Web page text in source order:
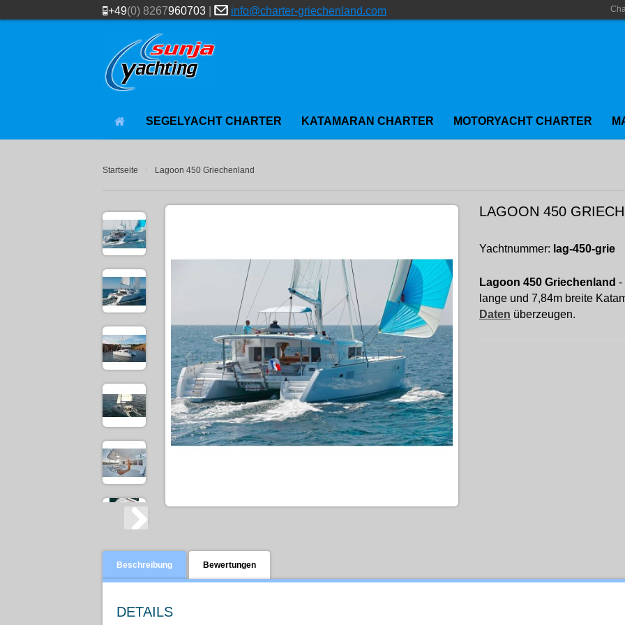
+49(0) 8267960703 info@charter-griechenland.com
SEGELYACHT CHARTER KATAMARAN CHARTER MOTORYACHT CHARTER
Startseite Lagoon 450 Griechenland
LAGOON 450
Yachtnummer: lag-450-grie
Lagoon 450 Griechenland -
lange und 7,84m breite
Daten überzeugen.
Beschreibung Bewertungen
DETAILS